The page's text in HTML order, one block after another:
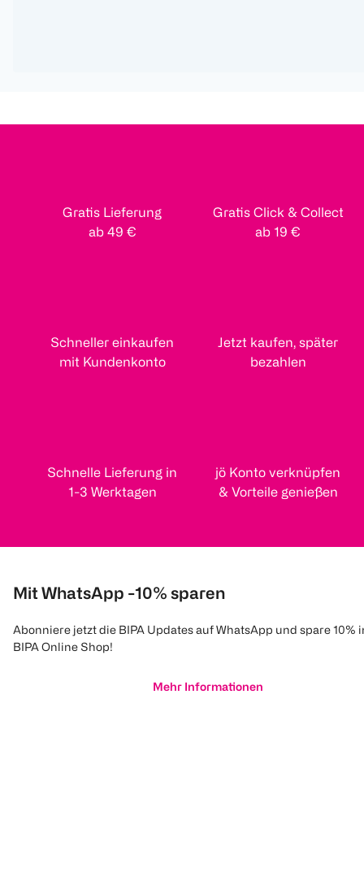
Gratis Lieferung
ab 49 €
Gratis Click & Collect
ab 19 €
Schneller einkaufen
mit Kundenkonto
Jetzt kaufen, später
bezahlen
Schnelle Lieferung in
1-3 Werktagen
jö Konto verknüpfen
& Vorteile genießen
Mit WhatsApp -10% sparen
Abonniere jetzt die BIPA Updates auf WhatsApp und spare 10%
BIPA Online Shop!
Mehr Informationen